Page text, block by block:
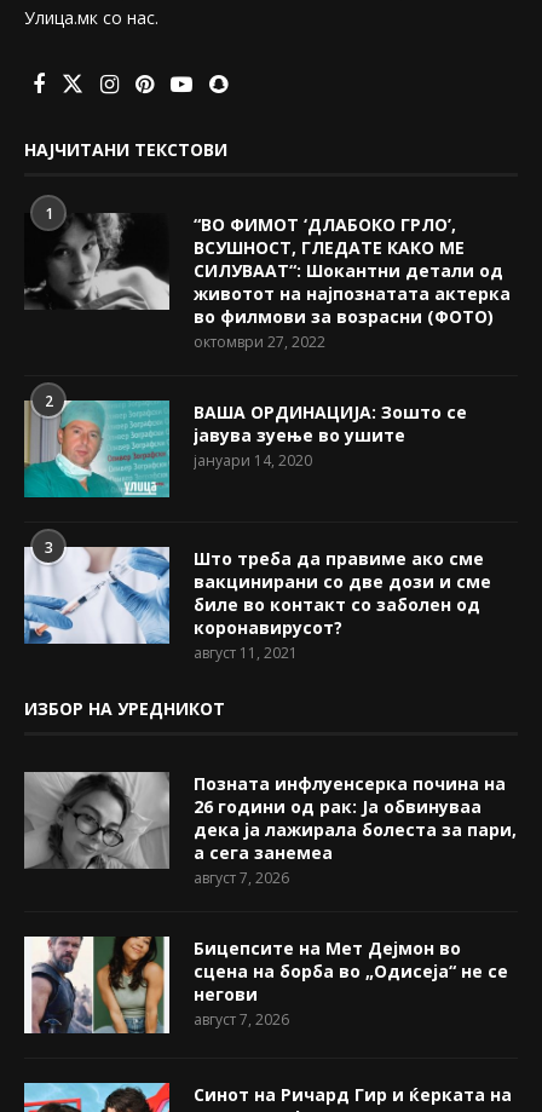
Улица.мк со нас.
НАЈЧИТАНИ ТЕКСТОВИ
1
“ВО ФИМОТ ‘ДЛАБОКО ГРЛО’,
ВСУШНОСТ, ГЛЕДАТЕ КАКО МЕ
СИЛУВААТ“: Шокантни детали од
животот на најпознатата актерка
во филмови за возрасни (ФОТО)
октомври 27, 2022
2
ВАША ОРДИНАЦИЈА: Зошто се
јавува зуење во ушите
јануари 14, 2020
3
Што треба да правиме ако сме
вакцинирани со две дози и сме
биле во контакт со заболен од
коронавирусот?
август 11, 2021
ИЗБОР НА УРЕДНИКОТ
Позната инфлуенсерка почина на
26 години од рак: Ја обвинуваа
дека ја лажирала болеста за пари,
а сега занемеа
август 7, 2026
Бицепсите на Мет Дејмон во
сцена на борба во „Одисеја“ не се
негови
август 7, 2026
Синот на Ричард Гир и ќерката на